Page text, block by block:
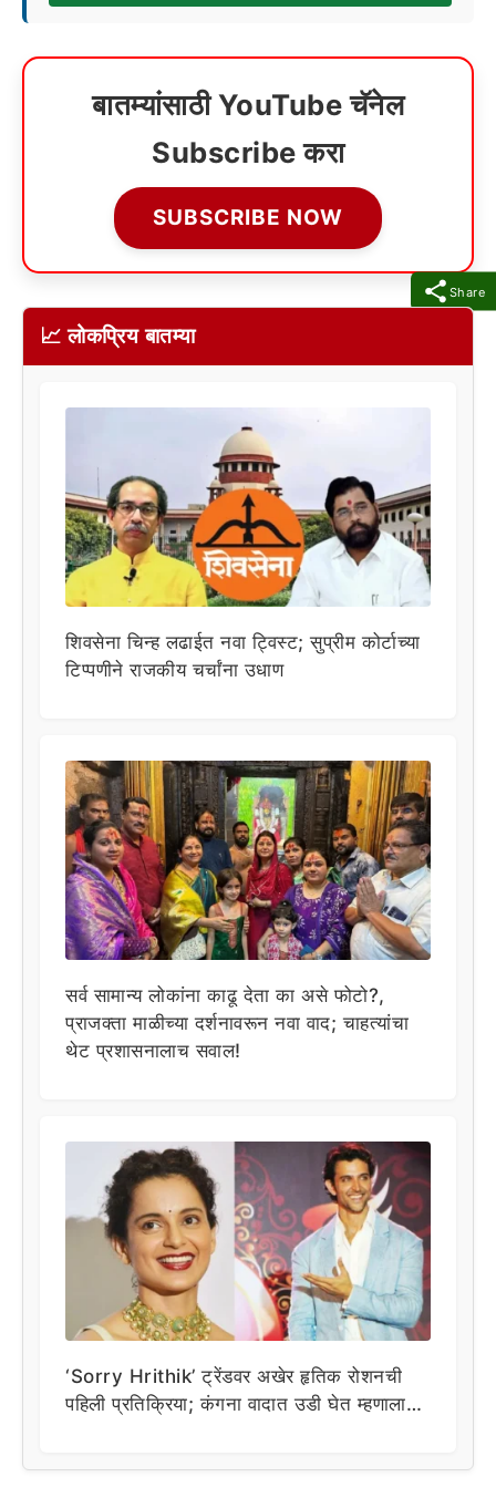
Share
बातम्यांसाठी YouTube चॅनेल
Subscribe करा
SUBSCRIBE NOW
📈 लोकप्रिय बातम्या
शिवसेना चिन्ह लढाईत नवा ट्विस्ट; सुप्रीम कोर्टाच्या
टिप्पणीने राजकीय चर्चांना उधाण
सर्व सामान्य लोकांना काढू देता का असे फोटो?,
प्राजक्ता माळीच्या दर्शनावरून नवा वाद; चाहत्यांचा
थेट प्रशासनालाच सवाल!
‘Sorry Hrithik’ ट्रेंडवर अखेर हृतिक रोशनची
पहिली प्रतिक्रिया; कंगना वादात उडी घेत म्हणाला…